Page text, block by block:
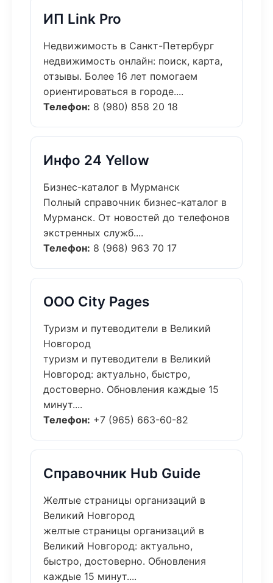
ИП Link Pro
Недвижимость в Санкт-Петербург
недвижимость онлайн: поиск, карта,
отзывы. Более 16 лет помогаем
ориентироваться в городе....
Телефон: 8 (980) 858 20 18
Инфо 24 Yellow
Бизнес-каталог в Мурманск
Полный справочник бизнес-каталог в
Мурманск. От новостей до телефонов
экстренных служб....
Телефон: 8 (968) 963 70 17
ООО City Pages
Туризм и путеводители в Великий
Новгород
туризм и путеводители в Великий
Новгород: актуально, быстро,
достоверно. Обновления каждые 15
минут....
Телефон: +7 (965) 663-60-82
Справочник Hub Guide
Желтые страницы организаций в
Великий Новгород
желтые страницы организаций в
Великий Новгород: актуально,
быстро, достоверно. Обновления
каждые 15 минут....